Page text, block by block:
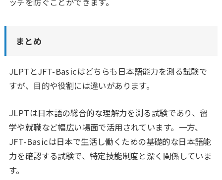
まとめ
JLPTとJFT-Basicはどちらも日本語能力を測る試験で
すが、目的や役割には違いがあります。
JLPTは日本語の総合的な理解力を測る試験であり、留
学や就職など幅広い場面で活用されています。一方、
JFT-Basicは日本で生活し働くための基礎的な日本語能
力を確認する試験で、特定技能制度と深く関係していま
す。